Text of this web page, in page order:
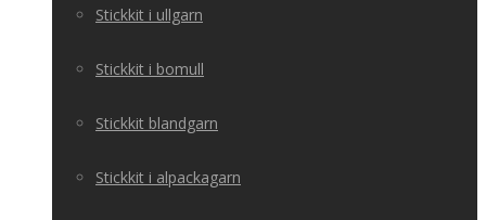
Stickkit i ullgarn
Stickkit i bomull
Stickkit blandgarn
Stickkit i alpackagarn